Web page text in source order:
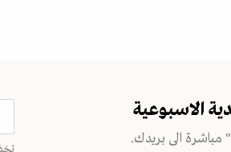
الاسبوعية
الى بريدك.